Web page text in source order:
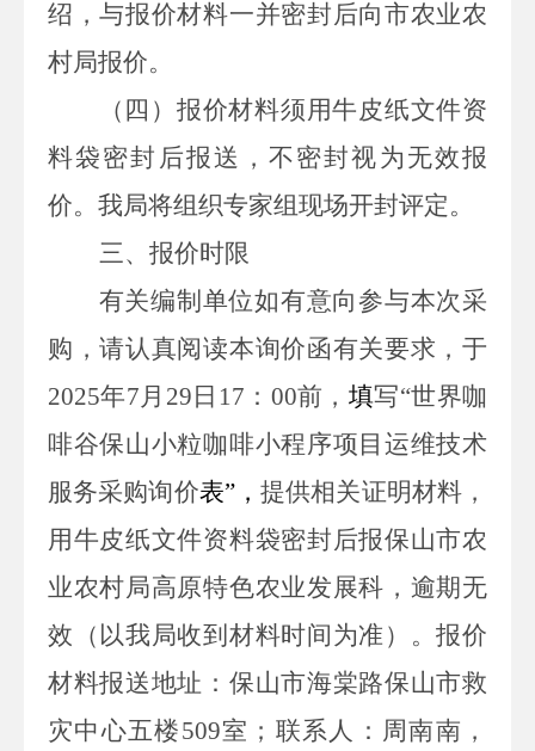
绍，与报价材料一并密封后向市农业农
村局报价。
（四）报价材料须用牛皮纸文件资
料袋密封后报送，不密封视为无效报
价。我局将组织专家组现场开封评定。
三、报价时限
有关编制单位如有意向参与本次采
购，请认真阅读本询价函有关要求， 于
2025年7月 29 日17 ：00前 ， 填写“世界咖
啡谷保山小粒咖啡小程序项目运维技术
服务采购询价表”，提供相关证明材料，
用牛皮纸文件资料袋密封后报保山市农
业农村局高原特色农业发展科，逾期无
效（以我局收到材料时间为准）。报价
材料报送地址：保山市海棠路保山市救
灾中心五楼509室；联系人：周南南，